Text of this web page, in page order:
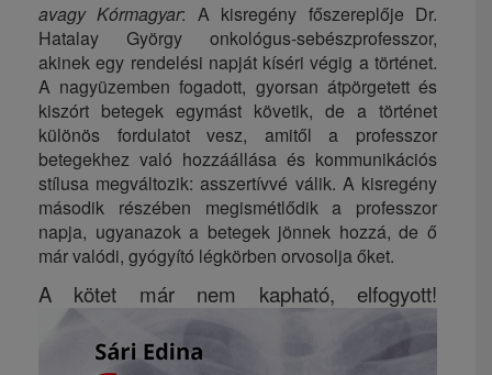
avagy Kórmagyar: A kisregény főszereplője Dr.
Hatalay György onkológus-sebészprofesszor,
akinek egy rendelési napját kíséri végig a történet.
A nagyüzemben fogadott, gyorsan átpörgetett és
kiszórt betegek egymást követik, de a történet
különös fordulatot vesz, amitől a professzor
betegekhez való hozzáállása és kommunikációs
stílusa megváltozik: asszertívvé válik. A kisregény
második részében megismétlődik a professzor
napja, ugyanazok a betegek jönnek hozzá, de ő
már valódi, gyógyító légkörben orvosolja őket.
A kötet már nem kapható, elfogyott!